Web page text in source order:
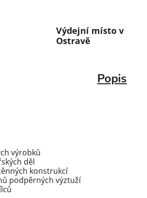
Výdejní místo v
Ostravě
Popis
výrobků
děl
konstrukcí
podpěrných výztuží